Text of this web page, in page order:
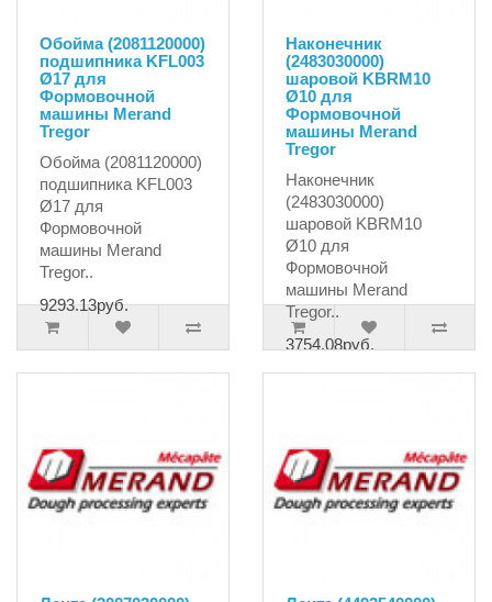
Обойма (2081120000)
подшипника KFL003
Ø17 для
Формовочной
машины Merand
Tregor
Обойма (2081120000)
подшипника KFL003
Ø17 для
Формовочной
машины Merand
Tregor..
9293.13руб.
Наконечник
(2483030000)
шаровой KBRM10
Ø10 для
Формовочной
машины Merand
Tregor
Наконечник
(2483030000)
шаровой KBRM10
Ø10 для
Формовочной
машины Merand
Tregor..
3754.08руб.